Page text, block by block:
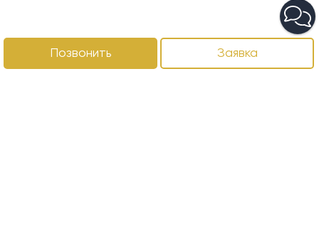
Позвонить Заявка